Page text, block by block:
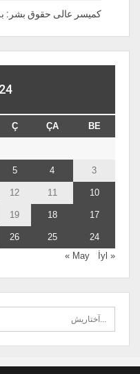
کمیسر عالی حقوق بشر: به
BE
ÇA
Ç
10
11
12
17
18
19
24
25
26
« May
İyl »